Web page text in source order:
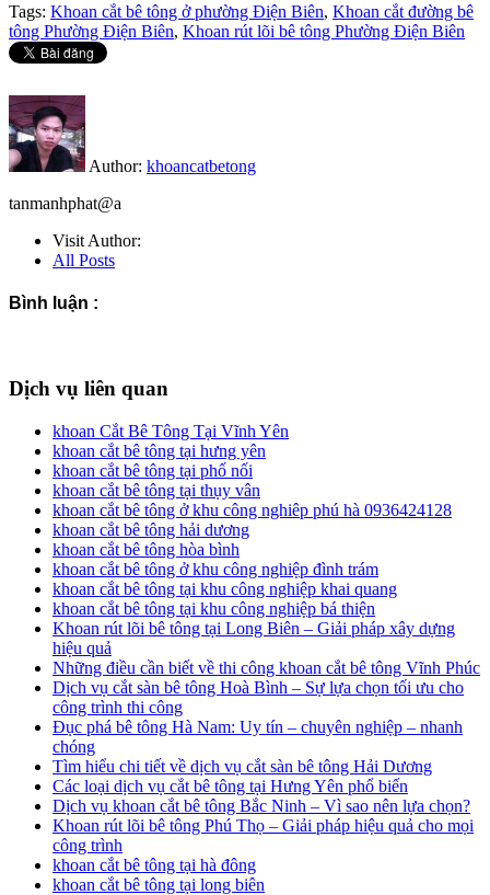
Tags: Khoan cắt bê tông ở phường Điện Biên, Khoan cắt đường bê
tông Phường Điện Biên, Khoan rút lõi bê tông Phường Điện Biên
Author: khoancatbetong
tanmanhphat@a
Visit Author:
All Posts
Bình luận :
Dịch vụ liên quan
khoan Cắt Bê Tông Tại Vĩnh Yên
khoan cắt bê tông tại hưng yên
khoan cắt bê tông tại phố nối
khoan cắt bê tông tại thụy vân
khoan cắt bê tông ở khu công nghiêp phú hà 0936424128
khoan cắt bê tông hải dương
khoan cắt bê tông hòa bình
khoan cắt bê tông ở khu công nghiệp đình trám
khoan cắt bê tông tại khu công nghiệp khai quang
khoan cắt bê tông tại khu công nghiệp bá thiện
Khoan rút lõi bê tông tại Long Biên – Giải pháp xây dựng
hiệu quả
Những điều cần biết về thi công khoan cắt bê tông Vĩnh Phúc
Dịch vụ cắt sàn bê tông Hoà Bình – Sự lựa chọn tối ưu cho
công trình thi công
Đục phá bê tông Hà Nam: Uy tín – chuyên nghiệp – nhanh
chóng
Tìm hiểu chi tiết về dịch vụ cắt sàn bê tông Hải Dương
Các loại dịch vụ cắt bê tông tại Hưng Yên phổ biến
Dịch vụ khoan cắt bê tông Bắc Ninh – Vì sao nên lựa chọn?
Khoan rút lõi bê tông Phú Thọ – Giải pháp hiệu quả cho mọi
công trình
khoan cắt bê tông tại hà đông
khoan cắt bê tông tại long biên